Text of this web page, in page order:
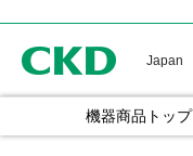
Japan
機器商品トップ